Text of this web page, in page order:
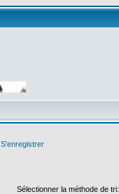
S'enregistrer
Sélectionner la méthode de tri: